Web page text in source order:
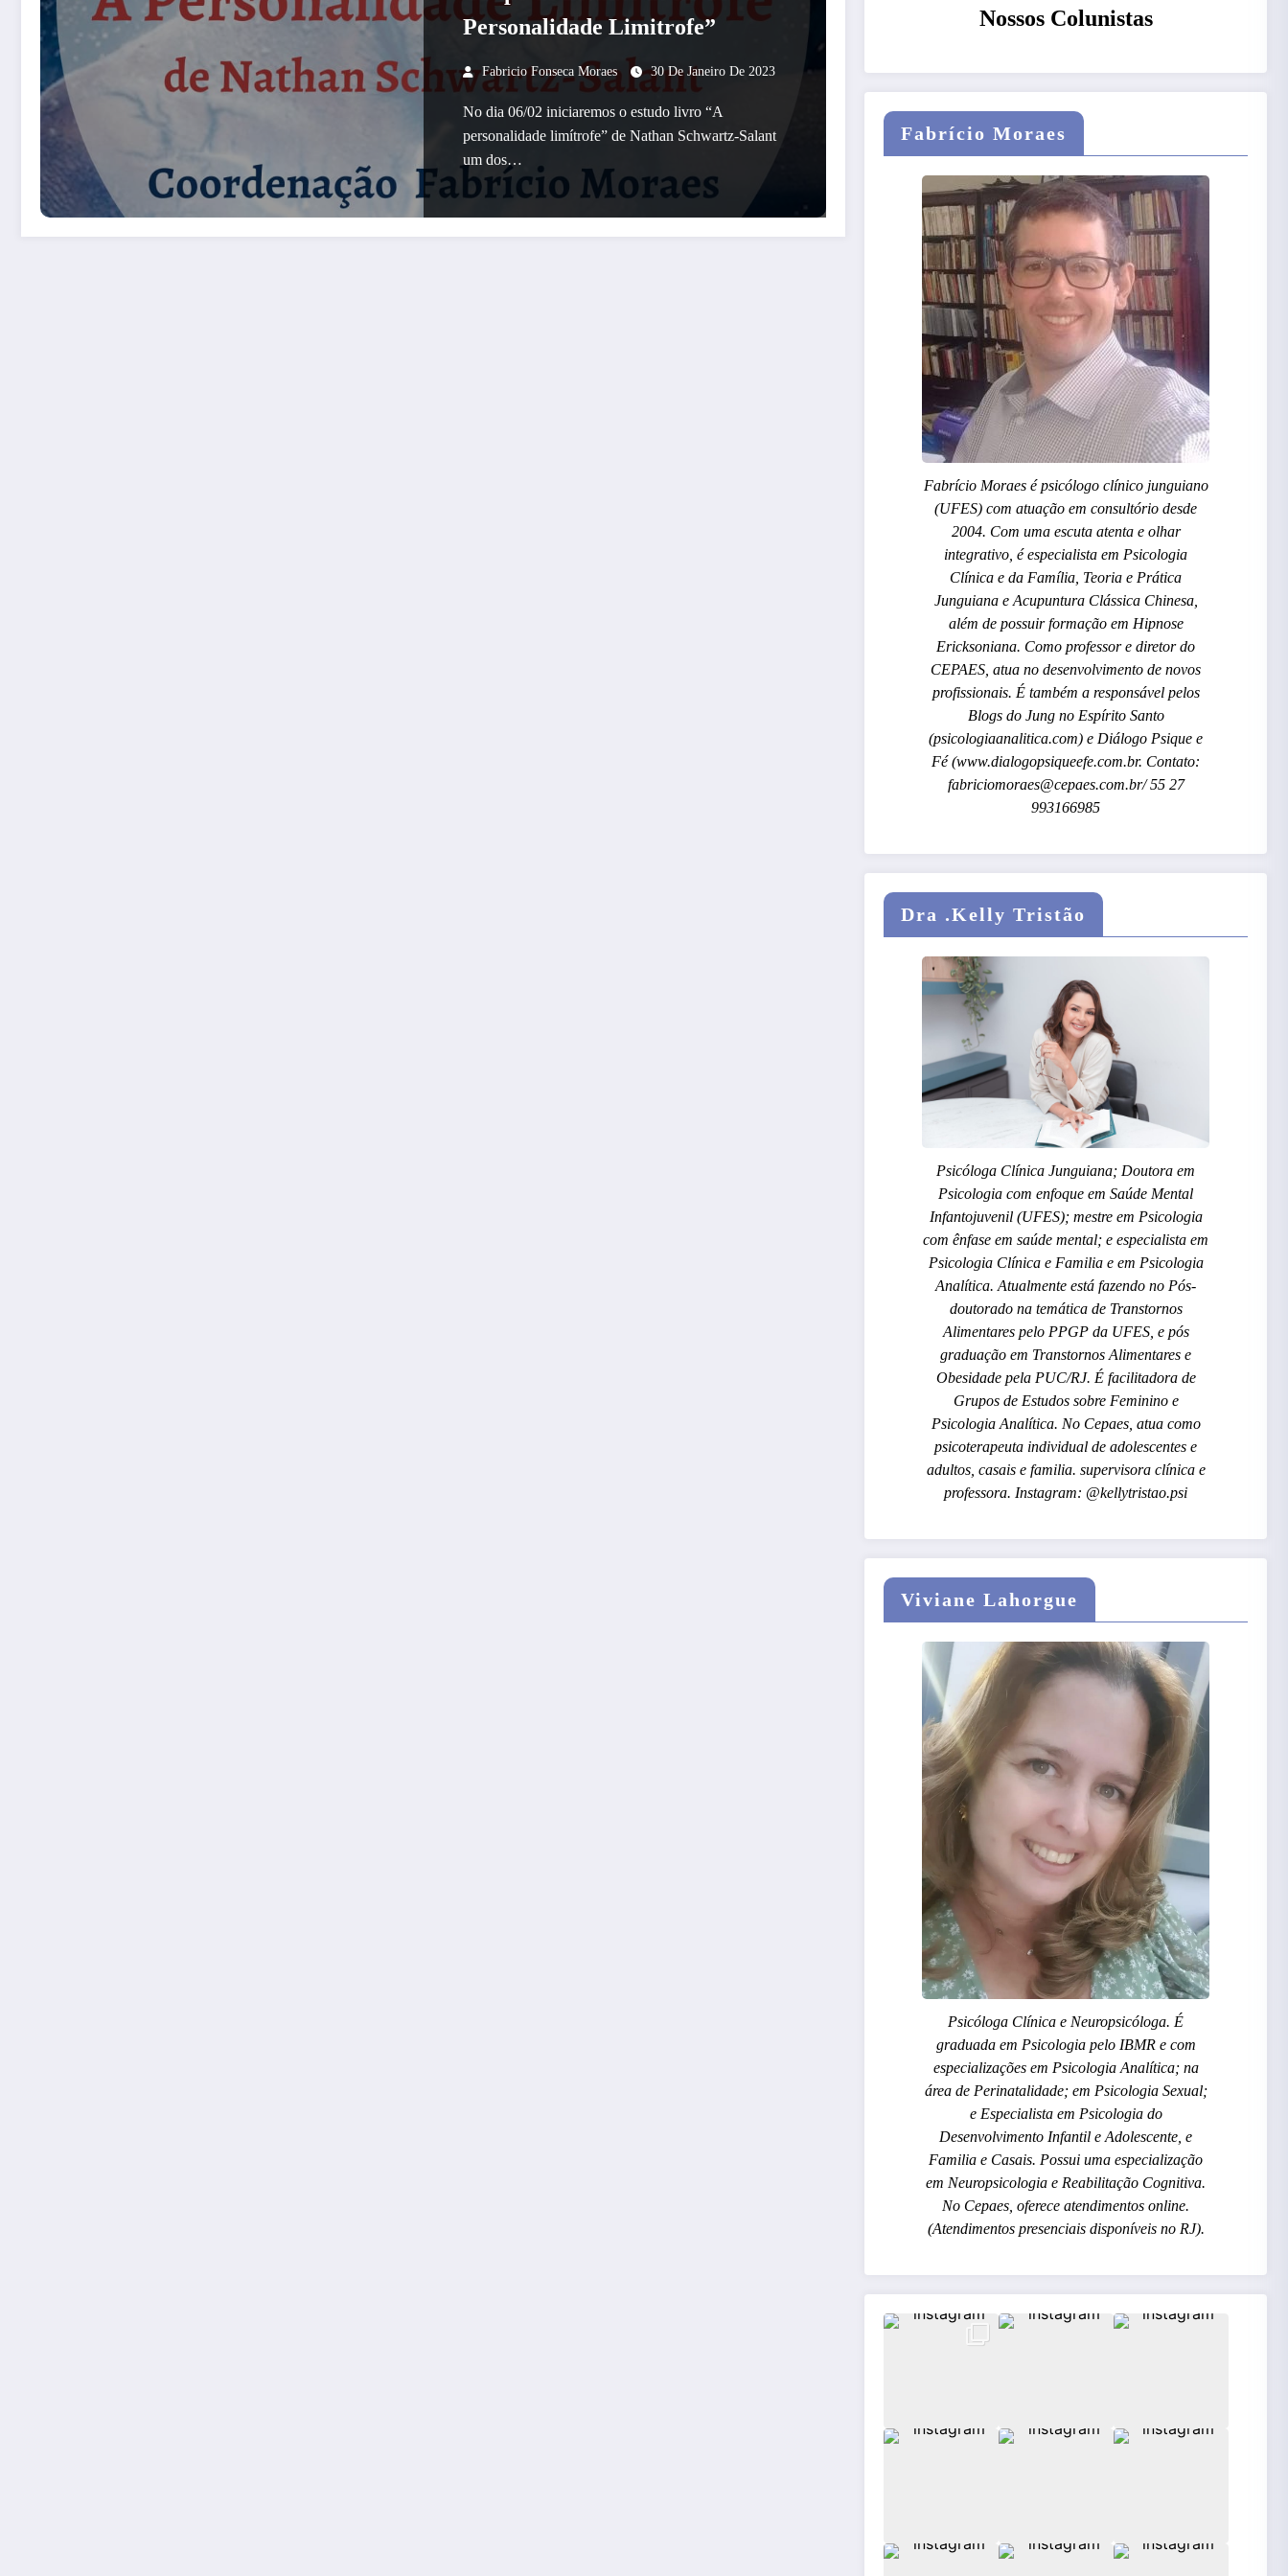
Personalidade Limitrofe”
Fabricio Fonseca Moraes 30 De Janeiro De 2023
No dia 06/02 iniciaremos o estudo livro “A
personalidade limítrofe” de Nathan Schwartz-Salant
um dos…
Nossos Colunistas
Fabrício Moraes
Fabrício Moraes é psicólogo clínico junguiano
(UFES) com atuação em consultório desde
2004. Com uma escuta atenta e olhar
integrativo, é especialista em Psicologia
Clínica e da Família, Teoria e Prática
Junguiana e Acupuntura Clássica Chinesa,
além de possuir formação em Hipnose
Ericksoniana. Como professor e diretor do
CEPAES, atua no desenvolvimento de novos
profissionais. É também a responsável pelos
Blogs do Jung no Espírito Santo
(psicologiaanalitica.com) e Diálogo Psique e
Fé (www.dialogopsiqueefe.com.br. Contato:
fabriciomoraes@cepaes.com.br/ 55 27
993166985
Dra .Kelly Tristão
Psicóloga Clínica Junguiana; Doutora em
Psicologia com enfoque em Saúde Mental
Infantojuvenil (UFES); mestre em Psicologia
com ênfase em saúde mental; e especialista em
Psicologia Clínica e Familia e em Psicologia
Analítica. Atualmente está fazendo no Pós-
doutorado na temática de Transtornos
Alimentares pelo PPGP da UFES, e pós
graduação em Transtornos Alimentares e
Obesidade pela PUC/RJ. É facilitadora de
Grupos de Estudos sobre Feminino e
Psicologia Analítica. No Cepaes, atua como
psicoterapeuta individual de adolescentes e
adultos, casais e familia. supervisora clínica e
professora. Instagram: @kellytristao.psi
Viviane Lahorgue
Psicóloga Clínica e Neuropsicóloga. É
graduada em Psicologia pelo IBMR e com
especializações em Psicologia Analítica; na
área de Perinatalidade; em Psicologia Sexual;
e Especialista em Psicologia do
Desenvolvimento Infantil e Adolescente, e
Familia e Casais. Possui uma especialização
em Neuropsicologia e Reabilitação Cognitiva.
No Cepaes, oferece atendimentos online.
(Atendimentos presenciais disponíveis no RJ).